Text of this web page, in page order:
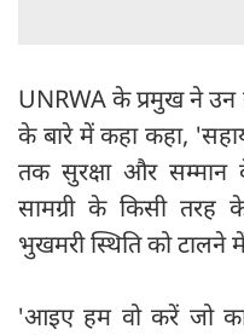
UNRWA के प्रमुख ने उन
के बारे में कहा कहा,
तक सुरक्षा और सम्मान
सामग्री के किसी तरह
भुखमरी स्थिति को टालने
'आइए हम वो करें जो